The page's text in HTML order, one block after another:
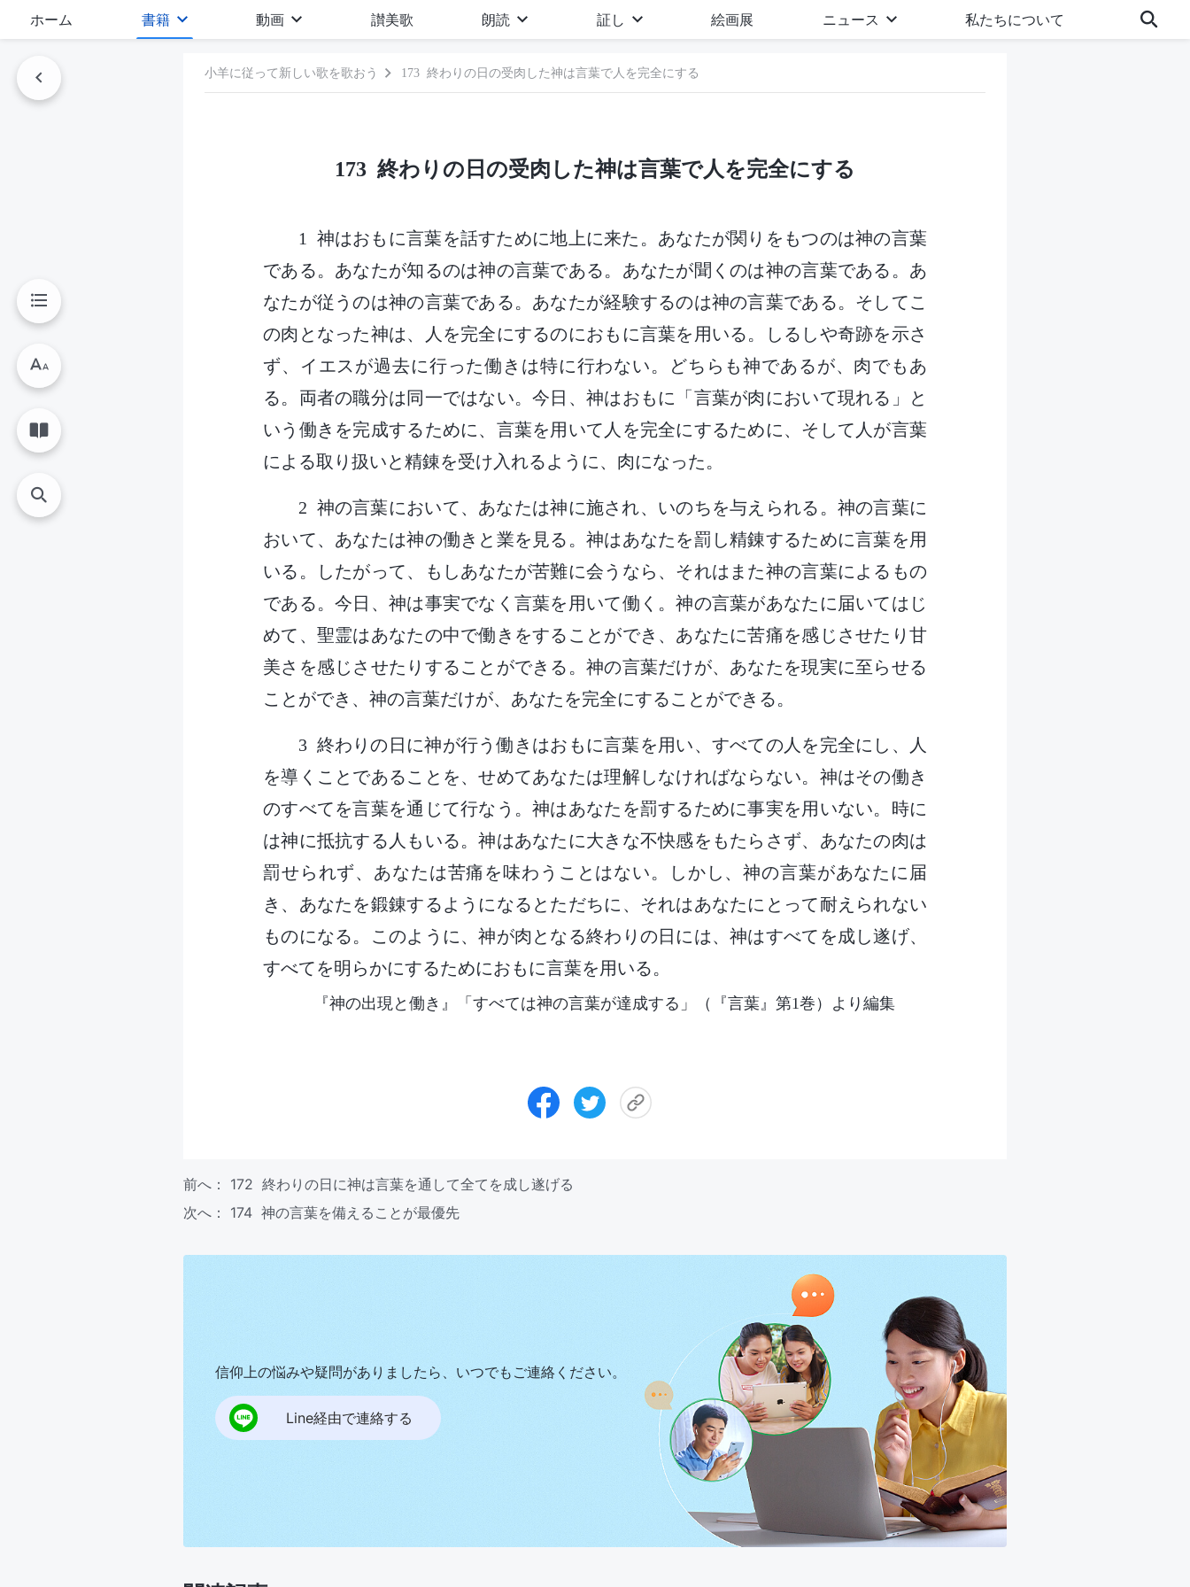
ホーム 書籍 動画 讃美歌 朗読 証し 絵画展 ニュース 私たちについて
小羊に従って新しい歌を歌おう 173 終わりの日の受肉した神は言葉で人を完全にする
173 終わりの日の受肉した神は言葉で人を完全にする
1 神はおもに言葉を話すために地上に来た。あなたが関りをもつのは神の言葉
である。あなたが知るのは神の言葉である。あなたが聞くのは神の言葉である。あ
なたが従うのは神の言葉である。あなたが経験するのは神の言葉である。そしてこ
の肉となった神は、人を完全にするのにおもに言葉を用いる。しるしや奇跡を示さ
ず、イエスが過去に行った働きは特に行わない。どちらも神であるが、肉でもあ
る。両者の職分は同一ではない。今日、神はおもに「言葉が肉において現れる」と
いう働きを完成するために、言葉を用いて人を完全にするために、そして人が言葉
による取り扱いと精錬を受け入れるように、肉になった。
2 神の言葉において、あなたは神に施され、いのちを与えられる。神の言葉に
おいて、あなたは神の働きと業を見る。神はあなたを罰し精錬するために言葉を用
いる。したがって、もしあなたが苦難に会うなら、それはまた神の言葉によるもの
である。今日、神は事実でなく言葉を用いて働く。神の言葉があなたに届いてはじ
めて、聖霊はあなたの中で働きをすることができ、あなたに苦痛を感じさせたり甘
美さを感じさせたりすることができる。神の言葉だけが、あなたを現実に至らせる
ことができ、神の言葉だけが、あなたを完全にすることができる。
3 終わりの日に神が行う働きはおもに言葉を用い、すべての人を完全にし、人
を導くことであることを、せめてあなたは理解しなければならない。神はその働き
のすべてを言葉を通じて行なう。神はあなたを罰するために事実を用いない。時に
は神に抵抗する人もいる。神はあなたに大きな不快感をもたらさず、あなたの肉は
罰せられず、あなたは苦痛を味わうことはない。しかし、神の言葉があなたに届
き、あなたを鍛錬するようになるとただちに、それはあなたにとって耐えられない
ものになる。このように、神が肉となる終わりの日には、神はすべてを成し遂げ、
すべてを明らかにするためにおもに言葉を用いる。
『神の出現と働き』「すべては神の言葉が達成する」（『言葉』第1巻）より編集
前へ： 172 終わりの日に神は言葉を通して全てを成し遂げる
次へ： 174 神の言葉を備えることが最優先
信仰上の悩みや疑問がありましたら、いつでもご連絡ください。
Line経由で連絡する